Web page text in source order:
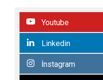
Youtube
Linkedin
İnstagram